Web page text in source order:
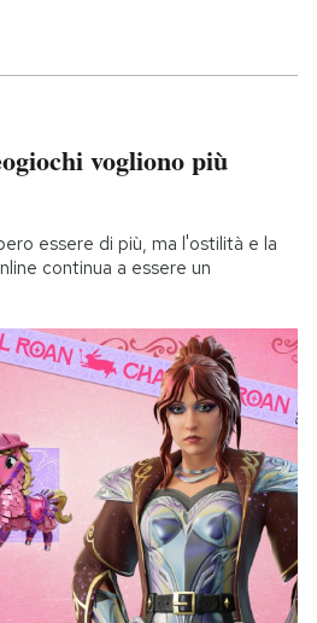
vogliono più
essere di più, ma l'ostilità e la
continua a essere un